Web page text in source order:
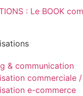
: Le BOOK
& communication
commerciale /
e-commerce